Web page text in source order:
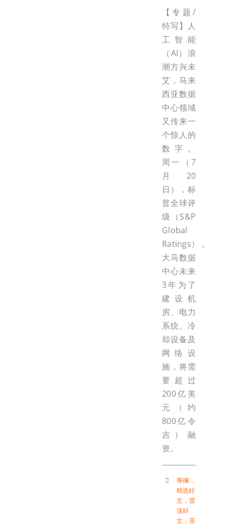
【专题/
特写】人
工智能
（AI）浪
潮方兴未
艾，马来
西亚数据
中心领域
又传来一
个惊人的
数字。
周一（7
月20
日），标
普全球评
级（S&P
Global
Ratings），
大马数据
中心未来
3年为了
建设机
房、电力
系统、冷
却设备及
网络设
施，将需
要超过
200亿美
元（约
800亿令
吉）融
资。
專欄 ，
精选好
文 ， 置
顶好
文 ， 茶